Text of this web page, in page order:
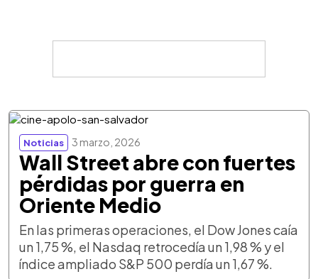
Noticias 3 marzo, 2026
Wall Street abre con fuertes
pérdidas por guerra en
Oriente Medio
En las primeras operaciones, el Dow Jones caía
un 1,75 %, el Nasdaq retrocedía un 1,98 % y el
índice ampliado S&P 500 perdía un 1,67 %.